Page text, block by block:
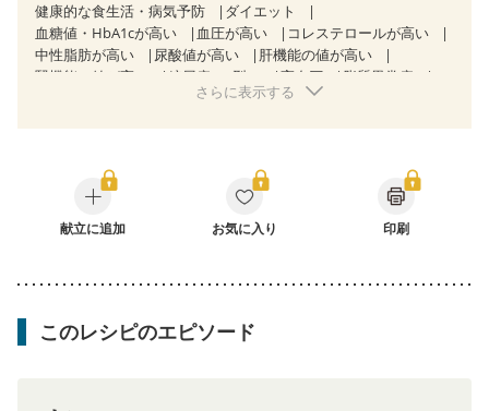
健康的な食生活・病気予防
ダイエット
血糖値・HbA1cが高い
血圧が高い
コレステロールが高い
中性脂肪が高い
尿酸値が高い
肝機能の値が高い
腎機能の値が高い
糖尿病（2型） 高血圧
脂質異常症
胃ポリープ
胆石症
CKD（ステージ１）
CKD（ステージ２）
乳がん（抗がん剤治療中）
乳がん（ホルモン療法中）
乳がん（放射線治療中）
妊娠糖尿病(初期)
産後（母乳）
さらに表示する
献立に追加 お気に入り 印刷
このレシピのエピソード